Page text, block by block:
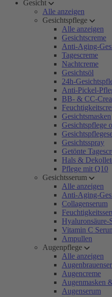
Gesicht
Alle anzeigen
Gesichtspflege
Alle anzeigen
Gesichtscreme
Anti-Aging-
Tagescreme
Nachtcreme
Gesichtsöl
24h-
Anti-Pickel-
BB- & CC-
Gesichtsmasken
Gesichtspflege
Gesichtsspray
Getönte
Hals &
Pflege mit Q10
Gesichtsserum
Alle anzeigen
Anti-Aging-
Collagenserum
Hyaluronsäure-
Vitamin C
Ampullen
Augenpflege
Alle anzeigen
Augencreme
Augenmasken
Augenserum